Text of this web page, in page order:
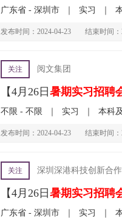
广东省 - 深圳市 实习
发布时间：2024-04-23 结束时间：
关注 阅文集团
【4月26日 暑期实习招聘
不限 - 不限 实习 本科
发布时间：2024-04-23 结束时间：
关注 深圳深港科技创新合
【4月26日 暑期实习招聘
广东省 - 深圳市 实习